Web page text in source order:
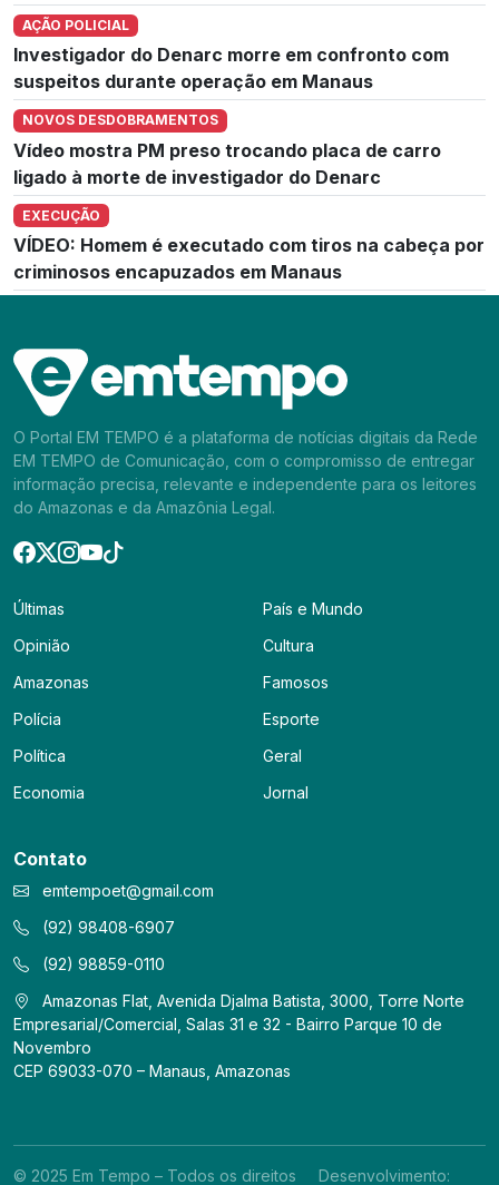
AÇÃO POLICIAL
Investigador do Denarc morre em confronto com
suspeitos durante operação em Manaus
NOVOS DESDOBRAMENTOS
Vídeo mostra PM preso trocando placa de carro
ligado à morte de investigador do Denarc
EXECUÇÃO
VÍDEO: Homem é executado com tiros na cabeça por
criminosos encapuzados em Manaus
O Portal EM TEMPO é a plataforma de notícias digitais da Rede
EM TEMPO de Comunicação, com o compromisso de entregar
informação precisa, relevante e independente para os leitores
do Amazonas e da Amazônia Legal.
Últimas
Opinião
Amazonas
Polícia
Política
Economia
País e Mundo
Cultura
Famosos
Esporte
Geral
Jornal
Contato
emtempoet@gmail.com
(92) 98408-6907
(92) 98859-0110
Amazonas Flat, Avenida Djalma Batista, 3000, Torre Norte
Empresarial/Comercial, Salas 31 e 32 - Bairro Parque 10 de
Novembro
CEP 69033-070 – Manaus, Amazonas
© 2025 Em Tempo – Todos os direitos Desenvolvimento: